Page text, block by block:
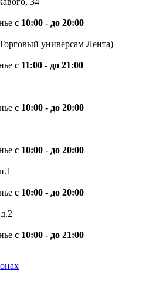
с 10:00 - до 20:00
универсам Лента)
с 11:00 - до 21:00
с 10:00 - до 20:00
с 10:00 - до 20:00
с 10:00 - до 20:00
с 10:00 - до 21:00